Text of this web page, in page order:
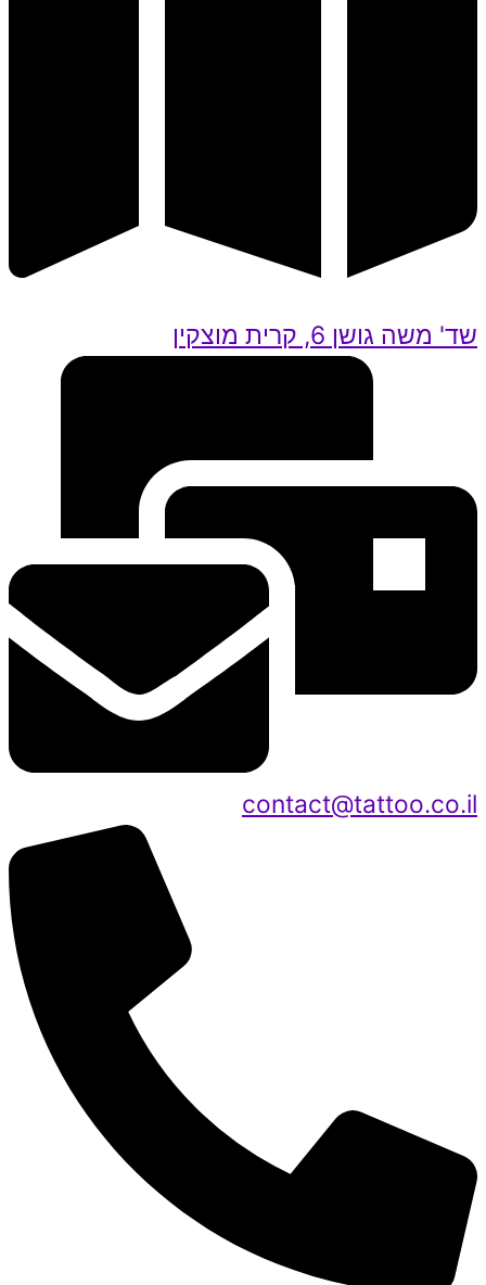
שד' משה גושן 6, קרית מוצקין
contact@tattoo.co.il